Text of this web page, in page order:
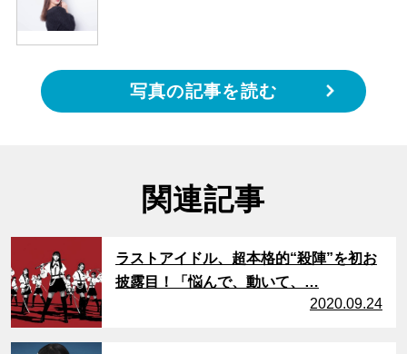
写真の記事を読む
関連記事
ラストアイドル、超本格的“殺陣”を初お
披露目！「悩んで、動いて、…
2020.09.24